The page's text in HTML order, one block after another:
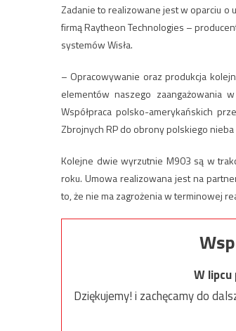
Zadanie to realizowane jest w oparciu o
firmą Raytheon Technologies –
systemów Wisła.
– Opracowywanie oraz produkcja
elementów naszego zaangażowania
Współpraca polsko-amerykańskich
Zbrojnych RP do obrony polskiego nieba
Kolejne dwie wyrzutnie M903 są w
roku. Umowa realizowana jest na
to, że nie ma zagrożenia w terminowej
W
Dziękujemy! i zachęcamy do